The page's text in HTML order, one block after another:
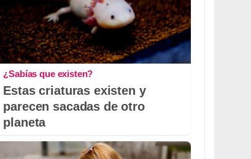
¿Sabías que existen?
Estas criaturas existen y
parecen sacadas de otro
planeta